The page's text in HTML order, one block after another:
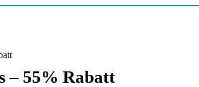
– 55% Rabatt